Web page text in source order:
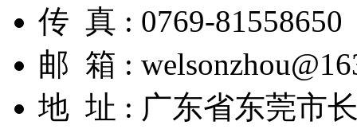
传 真 : 0769-81558650
邮 箱 :
地 址 : 广东省东莞市